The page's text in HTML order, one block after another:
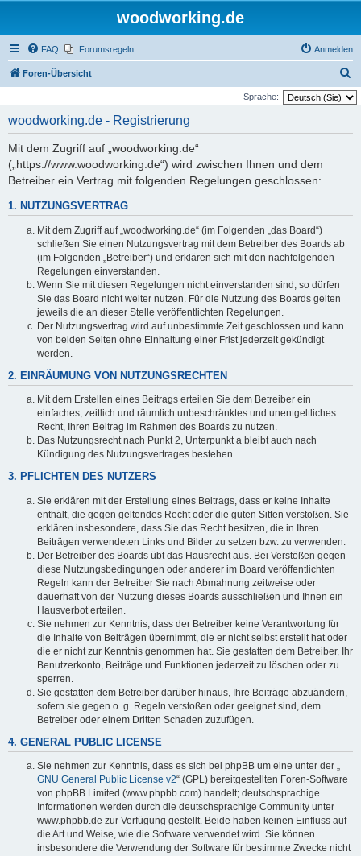
woodworking.de
FAQ Forumsregeln Anmelden
Foren-Übersicht
u
Sprache:
woodworking.de - Registrierung
Mit dem Zugriff auf „woodworking.de“
(„https://www.woodworking.de“) wird zwischen Ihnen und dem
Betreiber ein Vertrag mit folgenden Regelungen geschlossen:
1. NUTZUNGSVERTRAG
Mit dem Zugriff auf „woodworking.de“ (im Folgenden „das Board“)
schließen Sie einen Nutzungsvertrag mit dem Betreiber des Boards ab
(im Folgenden „Betreiber“) und erklären sich mit den nachfolgenden
Regelungen einverstanden.
Wenn Sie mit diesen Regelungen nicht einverstanden sind, so dürfen
Sie das Board nicht weiter nutzen. Für die Nutzung des Boards gelten
jeweils die an dieser Stelle veröffentlichten Regelungen.
Der Nutzungsvertrag wird auf unbestimmte Zeit geschlossen und kann
von beiden Seiten ohne Einhaltung einer Frist jederzeit gekündigt
werden.
2. EINRÄUMUNG VON NUTZUNGSRECHTEN
Mit dem Erstellen eines Beitrags erteilen Sie dem Betreiber ein
einfaches, zeitlich und räumlich unbeschränktes und unentgeltliches
Recht, Ihren Beitrag im Rahmen des Boards zu nutzen.
Das Nutzungsrecht nach Punkt 2, Unterpunkt a bleibt auch nach
Kündigung des Nutzungsvertrages bestehen.
3. PFLICHTEN DES NUTZERS
Sie erklären mit der Erstellung eines Beitrags, dass er keine Inhalte
enthält, die gegen geltendes Recht oder die guten Sitten verstoßen. Sie
erklären insbesondere, dass Sie das Recht besitzen, die in Ihren
Beiträgen verwendeten Links und Bilder zu setzen bzw. zu verwenden.
Der Betreiber des Boards übt das Hausrecht aus. Bei Verstößen gegen
diese Nutzungsbedingungen oder anderer im Board veröffentlichten
Regeln kann der Betreiber Sie nach Abmahnung zeitweise oder
dauerhaft von der Nutzung dieses Boards ausschließen und Ihnen ein
Hausverbot erteilen.
Sie nehmen zur Kenntnis, dass der Betreiber keine Verantwortung für
die Inhalte von Beiträgen übernimmt, die er nicht selbst erstellt hat oder
die er nicht zur Kenntnis genommen hat. Sie gestatten dem Betreiber, Ihr
Benutzerkonto, Beiträge und Funktionen jederzeit zu löschen oder zu
sperren.
Sie gestatten dem Betreiber darüber hinaus, Ihre Beiträge abzuändern,
sofern sie gegen o. g. Regeln verstoßen oder geeignet sind, dem
Betreiber oder einem Dritten Schaden zuzufügen.
4. GENERAL PUBLIC LICENSE
Sie nehmen zur Kenntnis, dass es sich bei phpBB um eine unter der „
GNU General Public License v2“ (GPL) bereitgestellten Foren-Software
von phpBB Limited (www.phpbb.com) handelt; deutschsprachige
Informationen werden durch die deutschsprachige Community unter
www.phpbb.de zur Verfügung gestellt. Beide haben keinen Einfluss auf
die Art und Weise, wie die Software verwendet wird. Sie können
insbesondere die Verwendung der Software für bestimmte Zwecke nicht